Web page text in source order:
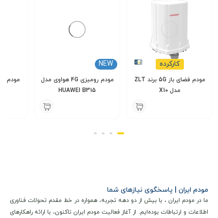
روتر بیسیم تی پی لینک | TP-LINK مدل Archer C50 یک دستگاه
وای‌ فای
دو بانده از کلاس AC1200 است که از استانداردهای بی‌سیم
کارکرده
مودم فضای باز 5G برند ZLT
مدل X10
NEW
مودم رومیزی 4G هواوی مدل
HUAWEI B315
مودم ایران | پاسخگوی نیازهای شما
ما در مودم ایران ، با بیش از دو دهه تجربه، همواره در خط مقدم تحولات فناوری
اطلاعات و ارتباطات بوده‌ایم. از آغاز فعالیت مودم ایران تاکنون، با ارائه راهکارهای